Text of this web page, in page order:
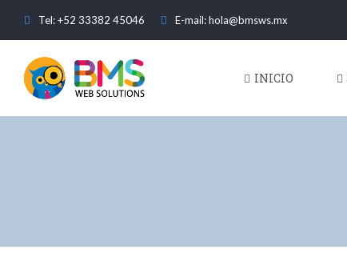
Tel: +52 33382 45046 E-mail: hola@bmsws.mx
INICIO